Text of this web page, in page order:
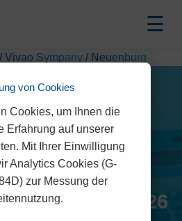
☰
/ Vivao Sympany / Neuenburg
Prämien 2026
von Cookies
Cookies, um Ihnen die
Erfahrung auf unserer
Mit Ihrer Einwilligung
Analytics Cookies (G-
zur Messung der